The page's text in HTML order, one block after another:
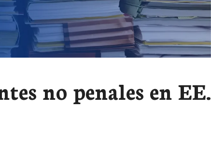
no penales en EE.